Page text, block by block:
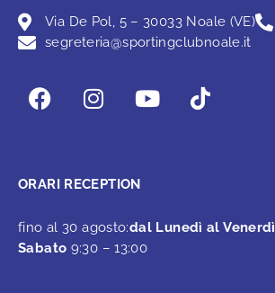
Via De Pol, 5 – 30033 Noale (VE)
segreteria@sportingclubnoale.it
ORARI RECEPTION
fino al 30 agosto:dal Lunedì al Venerdì
Sabato 9:30 – 13:00